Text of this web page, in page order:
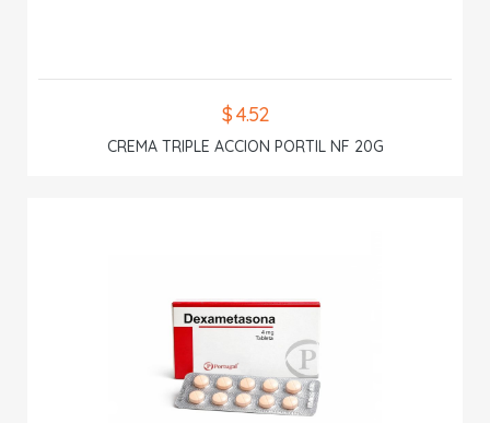
$ 4.52
CREMA TRIPLE ACCION PORTIL NF 20G